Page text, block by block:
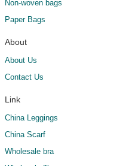
Non-woven bags
Paper Bags
About
About Us
Contact Us
Link
China Leggings
China Scarf
Wholesale bra